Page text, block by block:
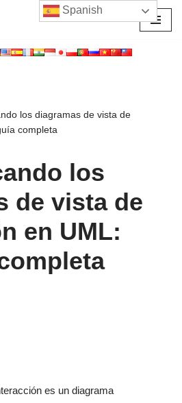
los diagramas de vista de
completa
los
de vista de
en UML:
es un diagrama
Spanish